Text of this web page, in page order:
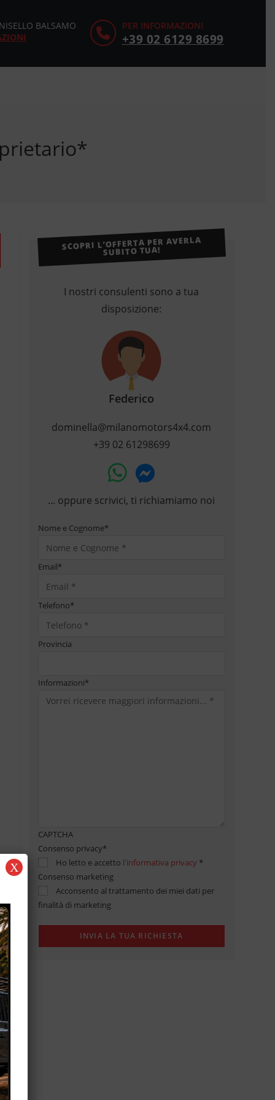
PER INFORMAZIONI
+39 02 6129 8699
BALSAMO
SCOPRI L’OFFERTA PER AVERLA
SUBITO TUA!
I nostri consulenti sono a tua
disposizione:
Federico
dominella@milanomotors4x4.com
+39 02 61298699
... oppure scrivici, ti richiamiamo noi
Nome e Cognome*
Email*
Telefono*
Provincia
Informazioni*
CAPTCHA
Consenso privacy*
Ho letto e accetto l'informativa privacy *
Consenso marketing
Acconsento al trattamento dei miei dati per
finalità di marketing
X